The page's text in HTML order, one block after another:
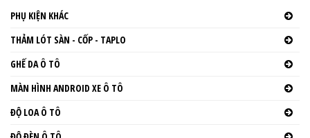
PHỤ KIỆN KHÁC
THẢM LÓT SÀN - CỐP - TAPLO
GHẾ DA Ô TÔ
MÀN HÌNH ANDROID XE Ô TÔ
ĐỘ LOA Ô TÔ